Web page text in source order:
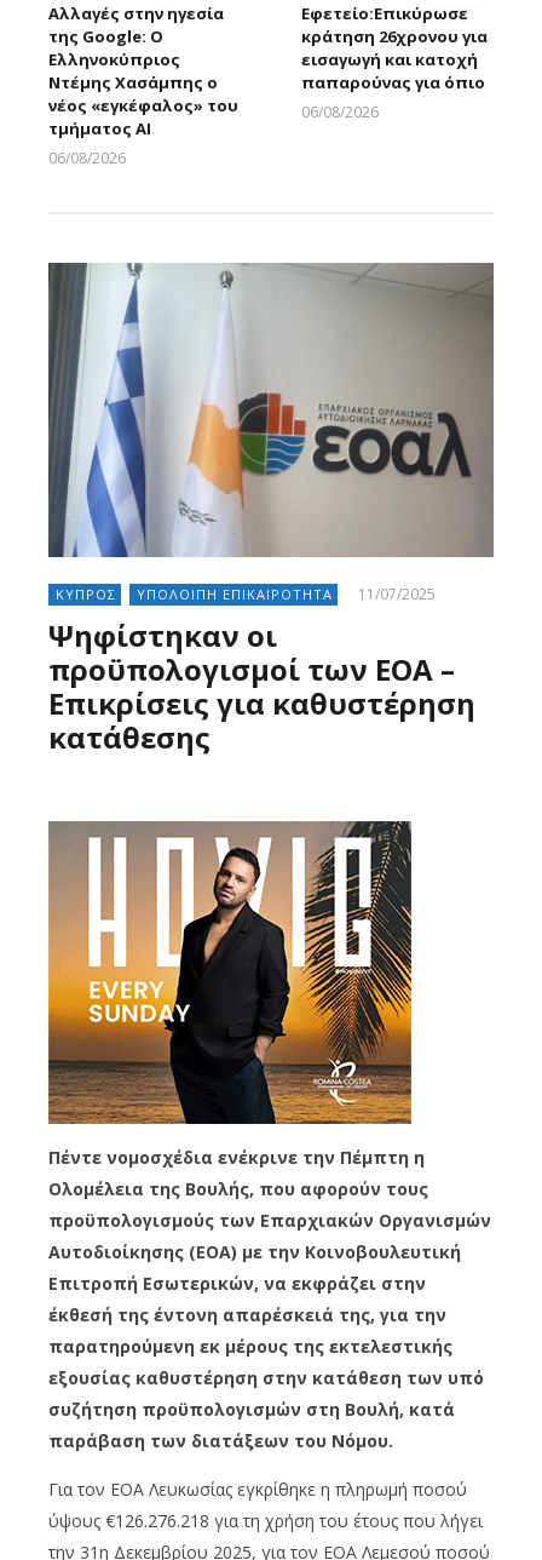
Αλλαγές στην ηγεσία
της Google: Ο
Ελληνοκύπριος
Ντέμης Χασάμπης ο
νέος «εγκέφαλος» του
τμήματος AI
06/08/2026
Εφετείο:Eπικύρωσε
κράτηση 26χρονου για
εισαγωγή και κατοχή
παπαρούνας για όπιο
06/08/2026
ΚΥΠΡΟΣ ΥΠΟΛΟΙΠΗ ΕΠΙΚΑΙΡΟΤΗΤΑ 11/07/2025
Ψηφίστηκαν οι
προϋπολογισμοί των ΕΟΑ –
Επικρίσεις για καθυστέρηση
κατάθεσης
Πέντε νομοσχέδια ενέκρινε την Πέμπτη η
Ολομέλεια της Βουλής, που αφορούν τους
προϋπολογισμούς των Επαρχιακών Οργανισμών
Αυτοδιοίκησης (ΕΟΑ) με την Κοινοβουλευτική
Επιτροπή Εσωτερικών, να εκφράζει στην
έκθεσή της έντονη απαρέσκειά της, για την
παρατηρούμενη εκ μέρους της εκτελεστικής
εξουσίας καθυστέρηση στην κατάθεση των υπό
συζήτηση προϋπολογισμών στη Βουλή, κατά
παράβαση των διατάξεων του Νόμου.
Για τον ΕΟΑ Λευκωσίας εγκρίθηκε η πληρωμή ποσού
ύψους €126.276.218 για τη χρήση του έτους που λήγει
την 31η Δεκεμβρίου 2025, για τον ΕΟΑ Λεμεσού ποσού